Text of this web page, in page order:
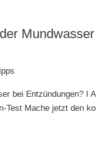
bei Entzündungen? I
Test Mache jetzt den